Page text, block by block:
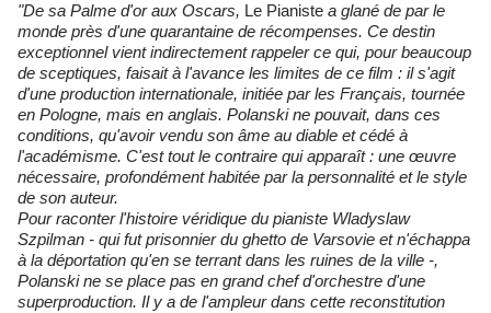
"De sa Palme d'or aux Oscars, Le Pianiste a glané de par le
monde près d'une quarantaine de récompenses. Ce destin
exceptionnel vient indirectement rappeler ce qui, pour beaucoup
de sceptiques, faisait à l'avance les limites de ce film : il s'agit
d'une production internationale, initiée par les Français, tournée
en Pologne, mais en anglais. Polanski ne pouvait, dans ces
conditions, qu'avoir vendu son âme au diable et cédé à
l'académisme. C'est tout le contraire qui apparaît : une œuvre
nécessaire, profondément habitée par la personnalité et le style
de son auteur.
Pour raconter l'histoire véridique du pianiste Wladyslaw
Szpilman - qui fut prisonnier du ghetto de Varsovie et n'échappa
à la déportation qu'en se terrant dans les ruines de la ville -,
Polanski ne se place pas en grand chef d'orchestre d'une
superproduction. Il y a de l'ampleur dans cette reconstitution